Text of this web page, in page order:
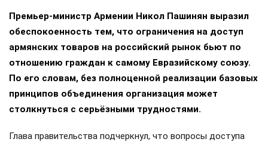
Премьер-министр Армении Никол Пашинян выразил
обеспокоенность тем, что ограничения на доступ
армянских товаров на российский рынок бьют по
отношению граждан к самому Евразийскому союзу.
По его словам, без полноценной реализации базовых
принципов объединения организация может
столкнуться с серьёзными трудностями.
Глава правительства подчеркнул, что вопросы доступа